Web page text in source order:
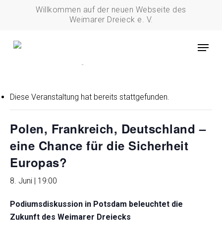
content
Willkommen auf der neuen Webseite des
Weimarer Dreieck e. V.
Menu
Diese Veranstaltung hat bereits stattgefunden.
Polen, Frankreich, Deutschland –
eine Chance für die Sicherheit
Europas?
8. Juni | 19:00
Podiumsdiskussion in Potsdam beleuchtet die
Zukunft des Weimarer Dreiecks